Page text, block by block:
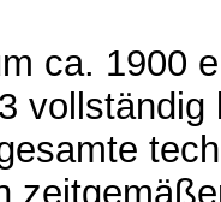
ca. 1900
vollständig